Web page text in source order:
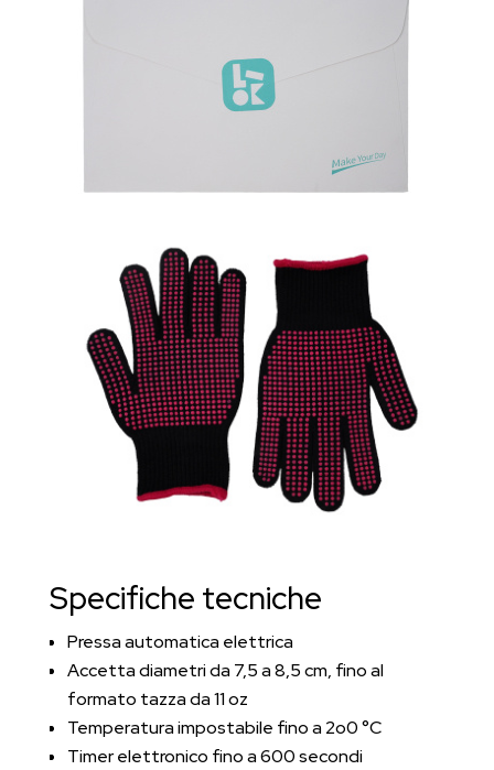
Specifiche tecniche
Pressa automatica elettrica
Accetta diametri da 7,5 a 8,5 cm, fino al
formato tazza da 11 oz
Temperatura impostabile fino a 2o0 °C
Timer elettronico fino a 600 secondi